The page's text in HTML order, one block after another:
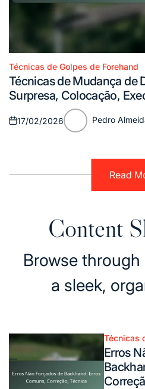
Posted
in
Técnicas de Golpes de Forehand
Técnicas de Mudança de
Surpresa, Colocação,
Posted
17/02/2026
Posted
Pedro
Read
Content
Browse
a sleek,
Posted
in
Técnicas
Erros